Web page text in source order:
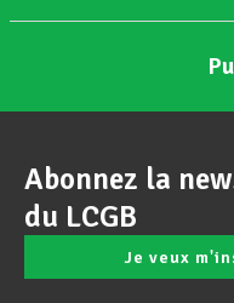
Abonnez la
du LCGB
Je veux